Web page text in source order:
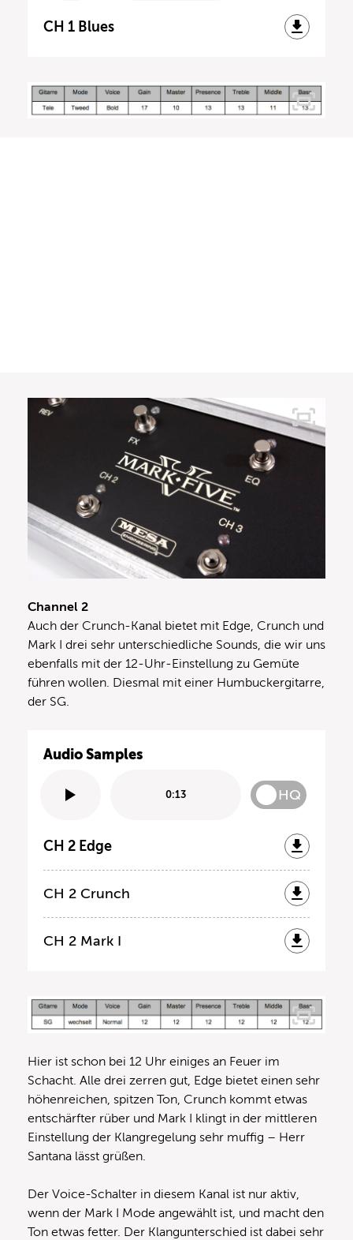
CH 1 Blues
Channel 2
Auch der Crunch-Kanal bietet mit Edge, Crunch und
Mark I drei sehr unterschiedliche Sounds, die wir uns
ebenfalls mit der 12-Uhr-Einstellung zu Gemüte
führen wollen. Diesmal mit einer Humbuckergitarre,
der SG.
Audio Samples
0:13 HQ
CH 2 Edge
CH 2 Crunch
CH 2 Mark I
Hier ist schon bei 12 Uhr einiges an Feuer im
Schacht. Alle drei zerren gut, Edge bietet einen sehr
höhenreichen, spitzen Ton, Crunch kommt etwas
entschärfter rüber und Mark I klingt in der mittleren
Einstellung der Klangregelung sehr muffig – Herr
Santana lässt grüßen.
Der Voice-Schalter in diesem Kanal ist nur aktiv,
wenn der Mark I Mode angewählt ist, und macht den
Ton etwas fetter. Der Klangunterschied ist dabei sehr